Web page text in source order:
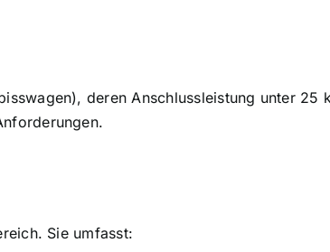
deren Anschlussleistung unter
Sie umfasst: